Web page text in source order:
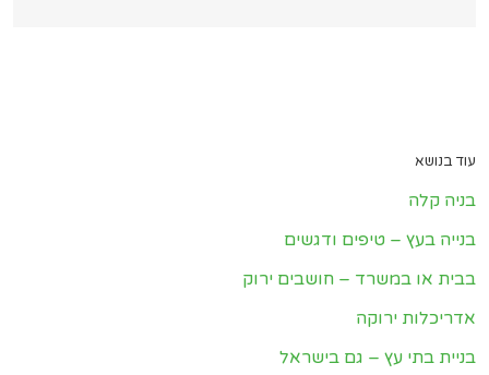
עוד בנושא
בניה קלה
בנייה בעץ – טיפים ודגשים
בבית או במשרד – חושבים ירוק
אדריכלות ירוקה
בניית בתי עץ – גם בישראל